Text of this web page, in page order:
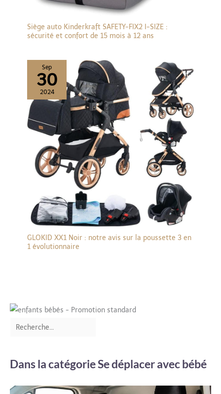
Siège auto Kinderkraft SAFETY-FIX2 I-SIZE :
sécurité et confort de 15 mois à 12 ans
Sep
30
2024
GLOKID XX1 Noir : notre avis sur la poussette 3 en
1 évolutionnaire
Dans la catégorie Se déplacer avec bébé